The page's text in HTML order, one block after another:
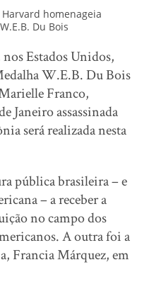
Estados Unidos,
W.E.B. Du Bois
Franco,
Janeiro assassinada
será realizada nesta
pública brasileira – e
– a receber a
no campo dos
A outra foi a
Francia Márquez, em